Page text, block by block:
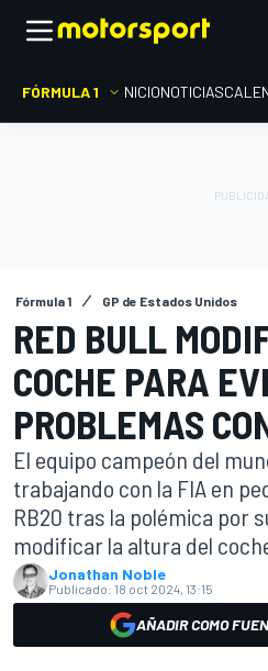
FÓRMULA 1 INICIONOTICIAS
Fórmula 1 GP de Estados Unidos
RED BULL
COCHE PARA
PROBLEMAS
El equipo campeón del
trabajando con la FIA en
RB20 tras la polémica por
modificar la altura del
Jonathan Noble
Publicado: 18 oct 2024, 13:15
AÑADIR COMO